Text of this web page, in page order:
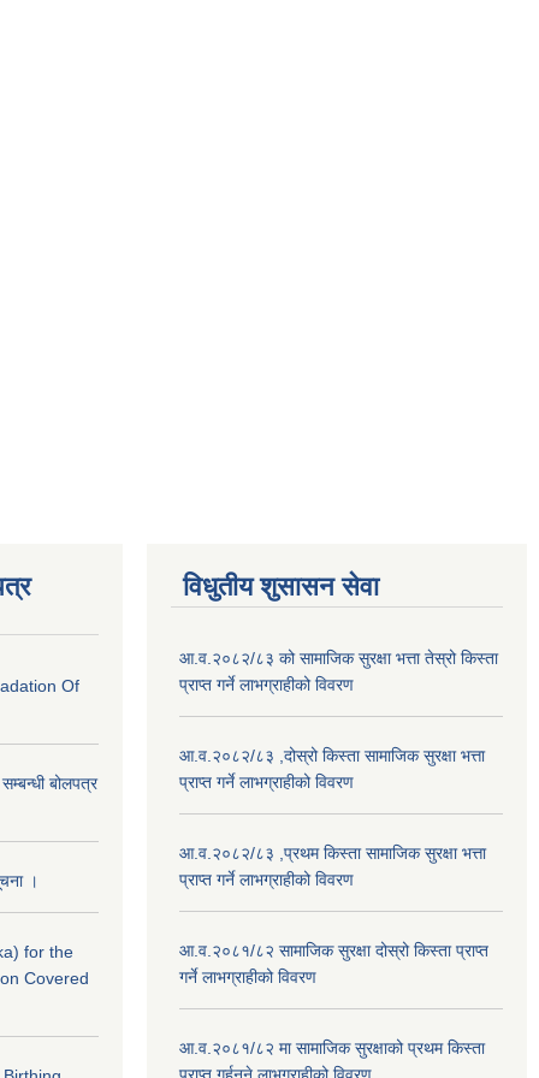
Of
सम्बन्धी बोलपत्र
।
for the
Covered
विधुतीय शुसासन सेवा
आ.व.२०८२/८३ को सामाजिक सुरक्षा भत्ता तेस्रो किस्ता
प्राप्त गर्ने लाभग्राहीको विवरण
आ.व.२०८२/८३ ,दोस्रो किस्ता सामाजिक सुरक्षा भत्ता
प्राप्त गर्ने लाभग्राहीको विवरण
आ.व.२०८२/८३ ,प्रथम किस्ता सामाजिक सुरक्षा भत्ता
प्राप्त गर्ने लाभग्राहीको विवरण
आ.व.२०८१/८२ सामाजिक सुरक्षा दोस्रो किस्ता प्राप्त
गर्ने लाभग्राहीको विवरण
आ.व.२०८१/८२ मा सामाजिक सुरक्षाको प्रथम किस्ता